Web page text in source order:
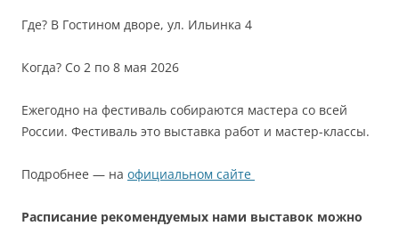
Где? В Гостином дворе, ул. Ильинка 4
Когда? Со 2 по 8 мая 2026
Ежегодно на фестиваль собираются мастера со всей
России. Фестиваль это выставка работ и мастер-классы.
Подробнее — на официальном сайте
Расписание рекомендуемых нами выставок можно